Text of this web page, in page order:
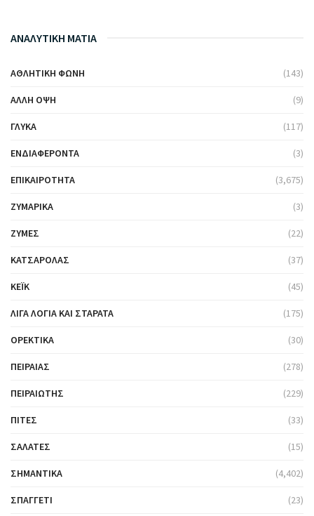
ΑΝΑΛΥΤΙΚΗ ΜΑΤΙΑ
ΑΘΛΗΤΙΚΉ ΦΩΝΉ (143)
ΆΛΛΗ ΌΨΗ (9)
ΓΛΥΚΆ (117)
ΕΝΔΙΑΦΈΡΟΝΤΑ (3)
ΕΠΙΚΑΙΡΌΤΗΤΑ (3,675)
ΖΥΜΑΡΙΚΆ (3)
ΖΎΜΕΣ (22)
ΚΑΤΣΑΡΌΛΑΣ (37)
ΚΈΙΚ (45)
ΛΊΓΑ ΛΌΓΙΑ ΚΑΙ ΣΤΑΡΆΤΑ (175)
ΟΡΕΚΤΙΚΆ (30)
ΠΕΙΡΑΙΆΣ (278)
ΠΕΙΡΑΙΏΤΗΣ (229)
ΠΊΤΕΣ (33)
ΣΑΛΆΤΕΣ (15)
ΣΗΜΑΝΤΙΚΆ (4,402)
ΣΠΑΓΓΈΤΙ (23)